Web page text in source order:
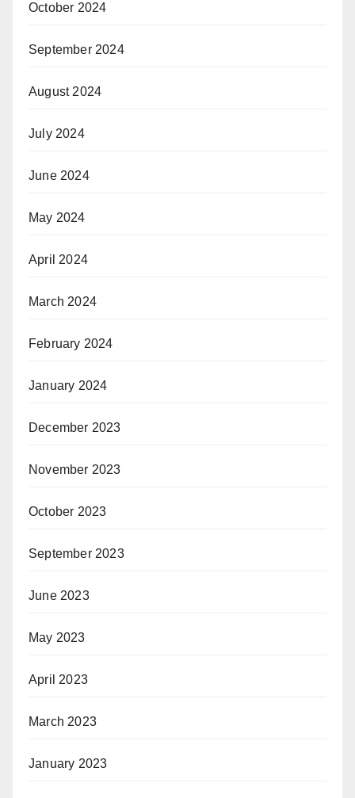
October 2024
September 2024
August 2024
July 2024
June 2024
May 2024
April 2024
March 2024
February 2024
January 2024
December 2023
November 2023
October 2023
September 2023
June 2023
May 2023
April 2023
March 2023
January 2023